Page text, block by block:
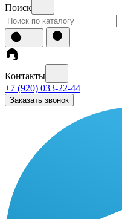
Поиск
Контакты
+7 (920) 033-22-44
Заказать звонок